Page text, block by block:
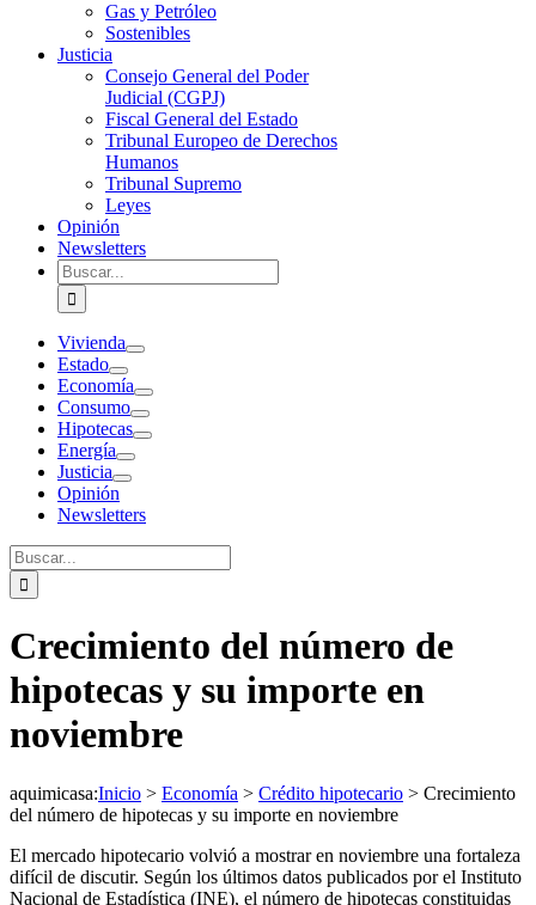
Gas y Petróleo
Sostenibles
Justicia
Consejo General del Poder
Judicial (CGPJ)
Fiscal General del Estado
Tribunal Europeo de Derechos
Humanos
Tribunal Supremo
Leyes
Opinión
Newsletters
Buscar:
Vivienda
Estado
Economía
Consumo
Hipotecas
Energía
Justicia
Opinión
Newsletters
Buscar:
Crecimiento del número de
hipotecas y su importe en
noviembre
aquimicasa:Inicio > Economía > Crédito hipotecario > Crecimiento
del número de hipotecas y su importe en noviembre
El mercado hipotecario volvió a mostrar en noviembre una fortaleza
difícil de discutir. Según los últimos datos publicados por el Instituto
Nacional de Estadística (INE), el número de hipotecas constituidas